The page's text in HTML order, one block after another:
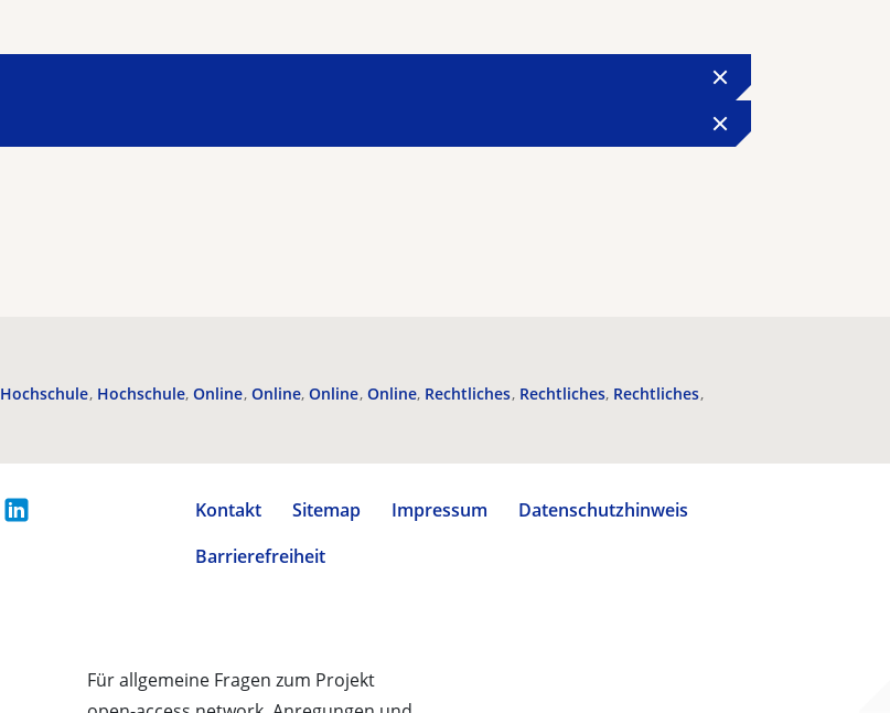
Hochschule Hochschule Online Online Online Online Rechtliches Rechtliches Rechtliches
Kontakt Sitemap Impressum
Datenschutzhinweis
Barrierefreiheit
Für allgemeine Fragen zum Projekt